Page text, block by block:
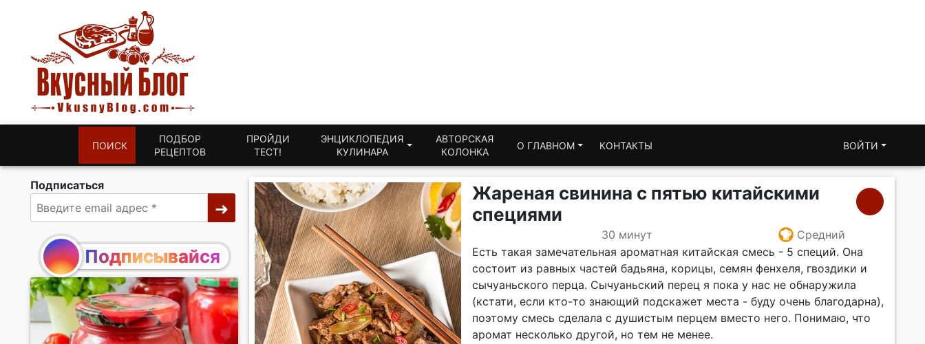
ПОИСК
ПОДБОР
РЕЦЕПТОВ
ПРОЙДИ
ТЕСТ!
ЭНЦИКЛОПЕДИЯ
КУЛИНАРА
АВТОРСКАЯ
КОЛОНКА
О ГЛАВНОМ КОНТАКТЫ ВОЙТИ
Жареная свинина с пятью китайскими
специями
30 минут
Средний
Есть такая замечательная ароматная китайская смесь - 5 специй. Она
состоит из равных частей бадьяна, корицы, семян фенхеля, гвоздики и
сычуаньского перца. Сычуаньский перец я пока у нас не обнаружила
(кстати, если кто-то знающий подскажет места - буду очень благодарна),
поэтому смесь сделала с душистым перцем вместо него. Понимаю, что
аромат несколько другой, но тем не менее.
Подписаться
Подписывайся